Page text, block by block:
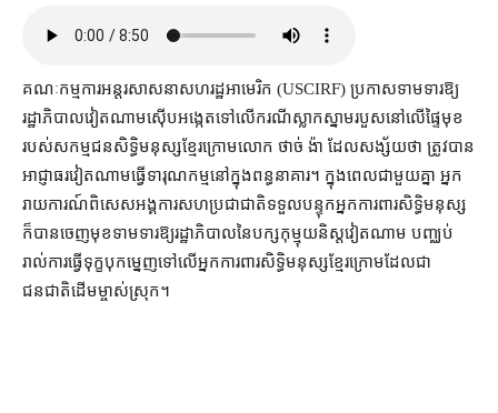
គណៈកម្មការ​អន្តរ​សាសនា​សហរដ្ឋអាមេរិក (USCIRF) ប្រកាស​ទាមទារ​ឱ្យ​
រដ្ឋាភិបាល​វៀតណាម​ស៊ើបអង្កេត​ទៅលើ​ករណី​ស្លាកស្នាម​របួស​នៅ​លើ​ផ្ទៃមុខ​
របស់​សកម្មជន​សិទ្ធិមនុស្ស​ខ្មែរក្រោម​លោក ថាច់ ង៉ា ដែល​សង្ស័យ​ថា ត្រូវបាន​
អាជ្ញាធរ​វៀតណាម​ធ្វើ​ទារុណកម្ម​នៅក្នុង​ពន្ធនាគារ​។ ក្នុង​ពេល​ជាមួយគ្នា អ្នក
រាយការណ៍​ពិសេស​អង្គការសហប្រជាជាតិ​ទទួលបន្ទុក​អ្នកការពារ​សិទ្ធិមនុស្ស
ក៏បាន​ចេញមុខ​ទាមទារ​ឱ្យ​រដ្ឋាភិបាល​នៃ​បក្ស​កុម្មុយនិស្ត​វៀតណាម បញ្ឈប់​
រាល់​ការ​ធ្វើទុក្ខបុកម្នេញ​ទៅលើ​អ្នកការពារ​សិទ្ធិមនុស្ស​ខ្មែរក្រោម​ដែល​ជា​
ជនជាតិ​ដើម​ម្ចាស់​ស្រុក។